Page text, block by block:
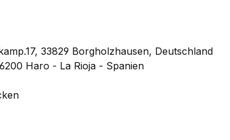
33829 Borgholzhausen, Deutschland
Haro - La Rioja - Spanien